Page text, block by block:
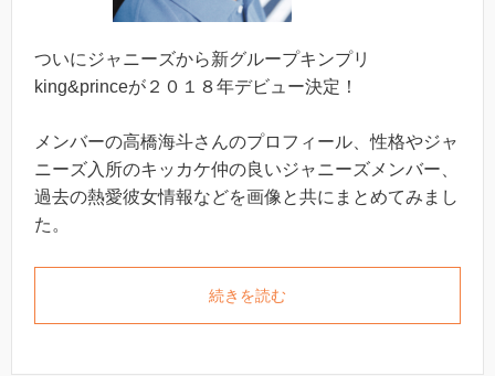
ついにジャニーズから新グループキンプリ
king&princeが２０１８年デビュー決定！
メンバーの高橋海斗さんのプロフィール、性格やジャ
ニーズ入所のキッカケ仲の良いジャニーズメンバー、
過去の熱愛彼女情報などを画像と共にまとめてみまし
た。
続きを読む